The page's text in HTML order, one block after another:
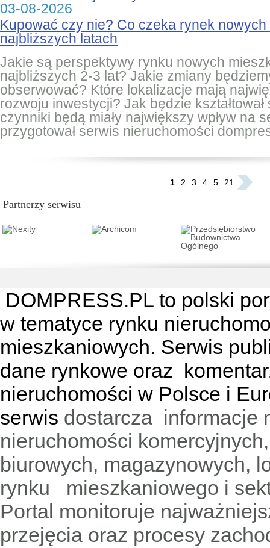
03-08-2026
Kupować czy nie? Co czeka rynek
najbliższych latach
Jakie są perspektywy rynku nowych
najbliższych 2-3 lat? Jakie zmiany
obserwować? Które lokalizacje mają
rozwoju inwestycji? Jak będzie
czynniki będą miały największy wpływ na
przygotował serwis nieruchomości
1 2 3 4 5 21
Partnerzy serwisu
DOMPRESS.PL to polski
w tematyce rynku
mieszkaniowych. Serwis
dane rynkowe oraz
nieruchomości w Polsce i
serwis dostarcza informacje
nieruchomości
biurowych, magazynowych,
rynku mieszkaniowego i
Portal monitoruje
przejęcia oraz procesy